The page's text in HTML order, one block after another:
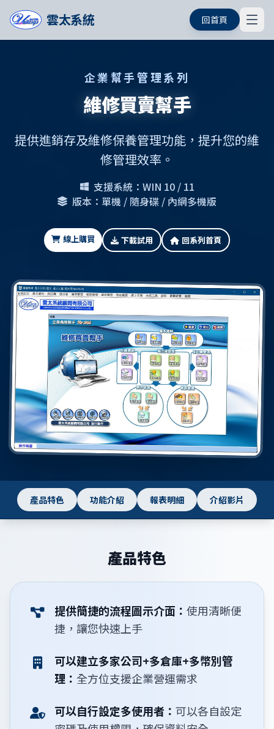
雲太系統 回首頁
企業幫手管理系列
維修買賣幫手
提供進銷存及維修保養管理功能，提升您的維
修管理效率。
支援系統：WIN 10 / 11
版本：單機 / 隨身碟 / 內網多機版
線上購買 下載試用 回系列首頁
產品特色 功能介紹 報表明細 介紹影片
產品特色
提供簡捷的流程圖示介面： 使用清晰便
捷，讓您快速上手
可以建立多家公司+多倉庫+多幣別管
理： 全方位支援企業營運需求
可以自行設定多使用者： 可以各自設定